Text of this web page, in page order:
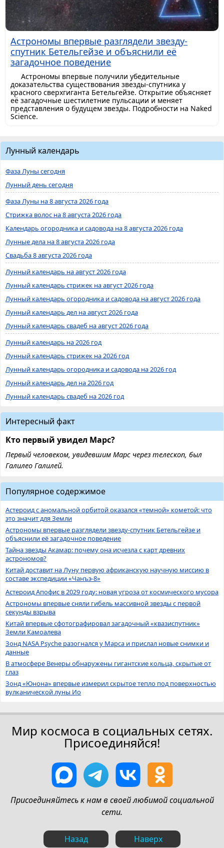
Астрономы впервые разглядели звезду-
спутник Бетельгейзе и объяснили её
загадочное поведение
Астрономы впервые получили убедительные
доказательства существования звезды-спутника у
красного сверхгиганта Бетельгейзе. Открытие объясняет
её загадочные шестилетние пульсации и меняет
представления о будущем звезды. Подробности на Naked
Science.
Лунный календарь
Фаза Луны сегодня
Лунный день сегодня
Фаза Луны на 8 августа 2026 года
Стрижка волос на 8 августа 2026 года
Календарь огородника и садовода на 8 августа 2026 года
Лунные дела на 8 августа 2026 года
Свадьба 8 августа 2026 года
Лунный календарь на август 2026 года
Лунный календарь стрижек на август 2026 года
Лунный календарь огородника и садовода на август 2026 года
Лунный календарь дел на август 2026 года
Лунный календарь свадеб на август 2026 года
Лунный календарь на 2026 год
Лунный календарь стрижек на 2026 год
Лунный календарь огородника и садовода на 2026 год
Лунный календарь дел на 2026 год
Лунный календарь свадеб на 2026 год
Интересный факт
Кто первый увидел Марс?
Первый человеком, увидевшим Марс через телескоп, был
Галилео Галилей.
Популярное содержимое
Астероид с аномальной орбитой оказался «темной» кометой: что
это значит для Земли
Астрономы впервые разглядели звезду-спутник Бетельгейзе и
объяснили её загадочное поведение
Тайна звезды Акамар: почему она исчезла с карт древних
астрономов?
Китай доставит на Луну первую африканскую научную миссию в
составе экспедиции «Чанъэ-8»
Астероид Апофис в 2029 году: новая угроза от космического мусора
Астрономы впервые сняли гибель массивной звезды с первой
секунды взрыва
Китай впервые сфотографировал загадочный «квазиспутник»
Земли Камоалева
Зонд NASA Psyche разогнался у Марса и прислал новые снимки и
данные
В атмосфере Венеры обнаружены гигантские кольца, скрытые от
глаз
Зонд «Юнона» впервые измерил скрытое тепло под поверхностью
вулканической луны Ио
Мир космоса в социальных сетях.
Присоединяйся!
Присоединяйтесь к нам в своей любимой социальной
сети.
Назад Наверх